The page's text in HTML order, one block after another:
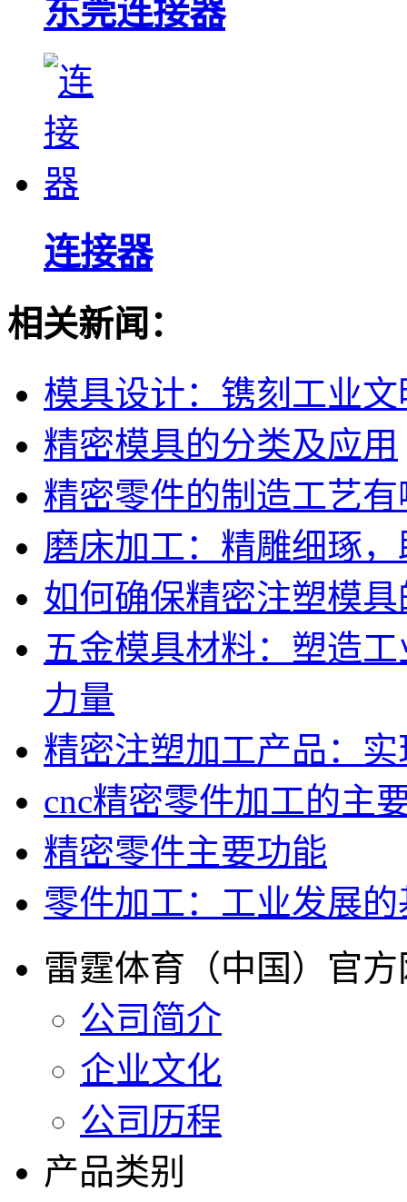
东莞连接器
连接器
相关新闻：
模具设计：镌刻工业
精密模具的分类及应用
精密零件的制造工艺有
磨床加工：精雕细琢
如何确保精密注塑模
五金模具材料：塑造
力量
精密注塑加工产品：
cnc精密零件加工的主
精密零件主要功能
零件加工：工业发展
雷霆体育（中国）官
公司简介
企业文化
公司历程
产品类别